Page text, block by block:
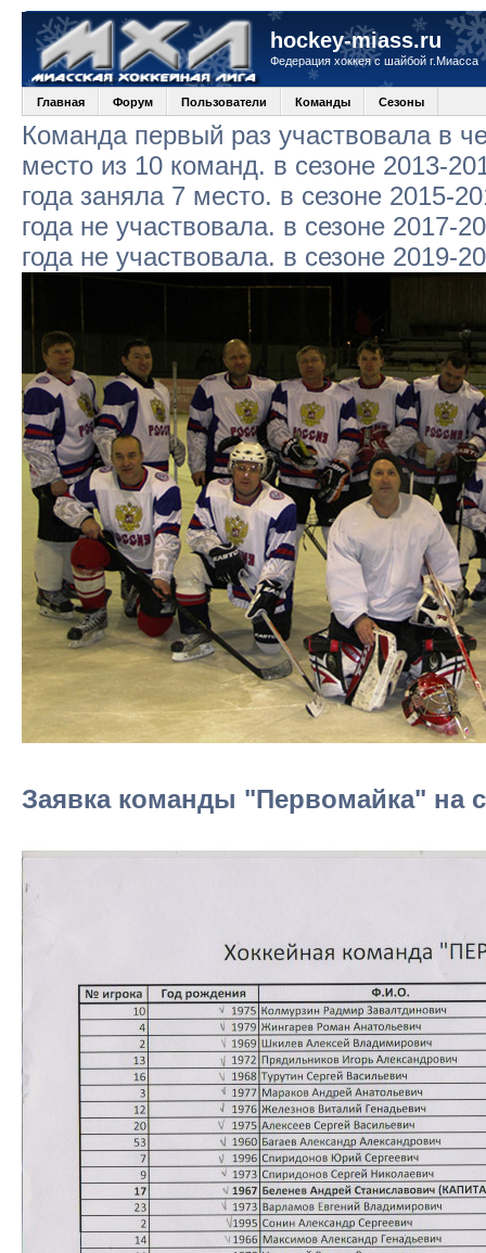
hockey-miass.ru
Федерация хоккея с шайбой г.Миасса
Главная Форум Пользователи Команды Сезоны
Команда первый раз участвовала в
место из 10 команд. в сезоне 2013-
года заняла 7 место. в сезоне 2015-
года не участвовала. в сезоне 2017-
года не участвовала. в сезоне 2019-
Заявка команды "Первомайка" на